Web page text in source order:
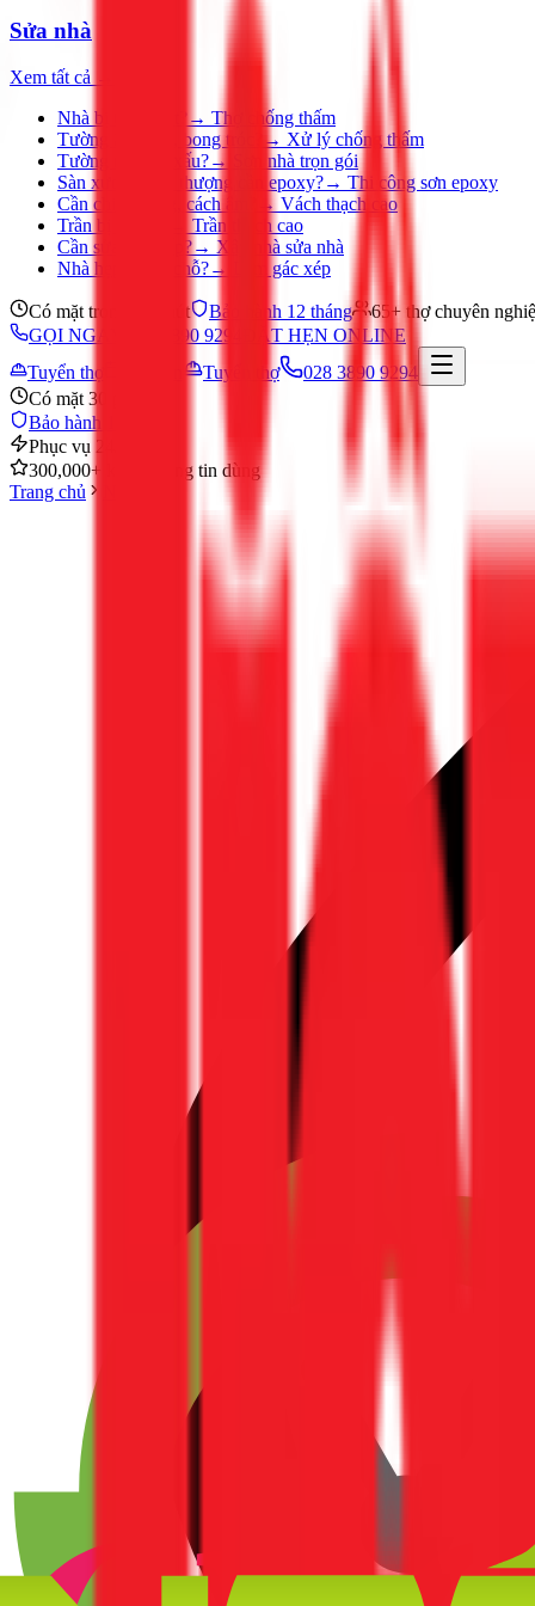
Sửa nhà
Xem tất cả →
Nhà bị thấm dột?
→ Thợ chống thấm
Tường ẩm mốc, bong tróc?
→ Xử lý chống thấm
Tường nhà cũ, xấu?→
Sơn nhà trọn gói
Sàn xưởng, sân thượng cần epoxy?→ Thi công sơn epoxy
Cần chia phòng, cách âm?
→ Vách thạch cao
Trần bị ố, nứt?
Trần thạch cao
Cần sửa nhà gấp?→ Xây nhà sửa nhà
Nhà hẹp, thiếu chỗ?→ Làm gác xép
Có mặt trong 30 phút Bảo hành 12 tháng
65+ thợ chuyên
GỌI NGAY 028 3890 9294
ĐẶT HẸN ONLINE
Tuyển thợ
Tuyển thợ
028 3890 9294
Có mặt 30 phút
Bảo hành 12 tháng
Phục vụ 24/7
300,000+ khách hàng tin dùng
Trang chủ